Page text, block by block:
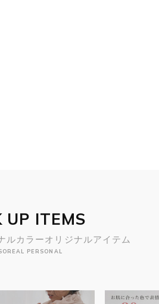
UP ITEMS
ルカラーオリジナルアイテム
PERSONAL